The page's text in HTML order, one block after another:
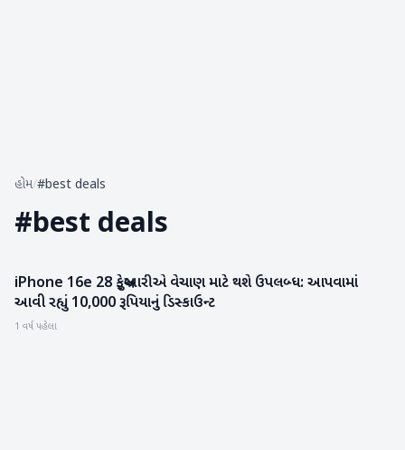
હોમ/#best deals
#best deals
ગેજેટ
iPhone 16e 28 ફેબ્રુઆરીએ વેચાણ માટે થશે ઉપલબ્ધ: આપવામાં
આવી રહ્યું 10,000 રૂપિયાનું ડિસ્કાઉન્ટ
1 વર્ષ પહેલા